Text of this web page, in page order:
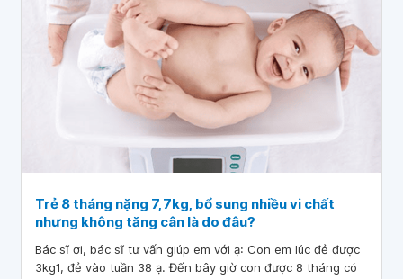
em hỏi trẻ 20 ngày tuổi hay giật mình, rướn người, đỏ mặt
có phải dấu hiệu thiếu canxi không và phải bổ sung canxi
thế nào? Mong bác sĩ tư vấn và giải đáp. Em xin chân
thành cảm ơn!
Trẻ 8 tháng nặng 7,7kg, bổ sung nhiều vi chất
nhưng không tăng cân là do đâu?
Bác sĩ ơi, bác sĩ tư vấn giúp em với ạ: Con em lúc đẻ được
3kg1, đẻ vào tuần 38 ạ. Đến bây giờ con được 8 tháng có